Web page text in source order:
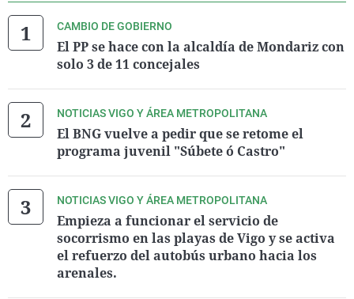
CAMBIO DE GOBIERNO
El PP se hace con la alcaldía de Mondariz con
solo 3 de 11 concejales
NOTICIAS VIGO Y ÁREA METROPOLITANA
El BNG vuelve a pedir que se retome el
programa juvenil "Súbete ó Castro"
NOTICIAS VIGO Y ÁREA METROPOLITANA
Empieza a funcionar el servicio de
socorrismo en las playas de Vigo y se activa
el refuerzo del autobús urbano hacia los
arenales.